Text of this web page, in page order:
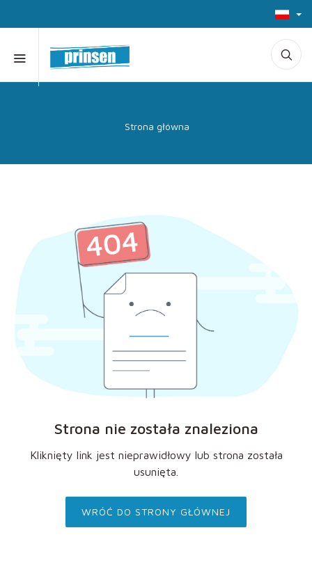
Strona główna
Strona nie została znaleziona
Kliknięty link jest nieprawidłowy lub strona została
usunięta.
WRÓĆ DO STRONY GŁÓWNEJ